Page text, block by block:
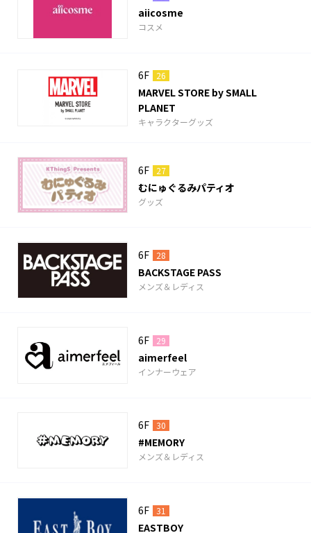
aiicosme
コスメ
6F 26
MARVEL STORE by SMALL
PLANET
キャラクターグッズ
6F 27
むにゅぐるみパティオ
グッズ
6F 28
BACKSTAGE PASS
メンズ＆レディス
6F 29
aimerfeel
インナーウェア
6F 30
#MEMORY
メンズ＆レディス
6F 31
EASTBOY